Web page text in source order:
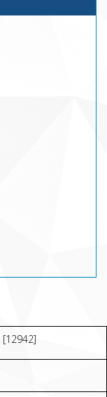
[12942]